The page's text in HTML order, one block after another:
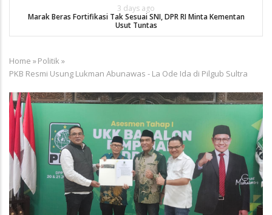
3 days ago
Marak Beras Fortifikasi Tak Sesuai SNI, DPR RI Minta Kementan
Usut Tuntas
Breadcrumb
Home »Politik »
PKB Resmi Usung Lukman Abunawas - La Ode Ida di Pilgub Sultra